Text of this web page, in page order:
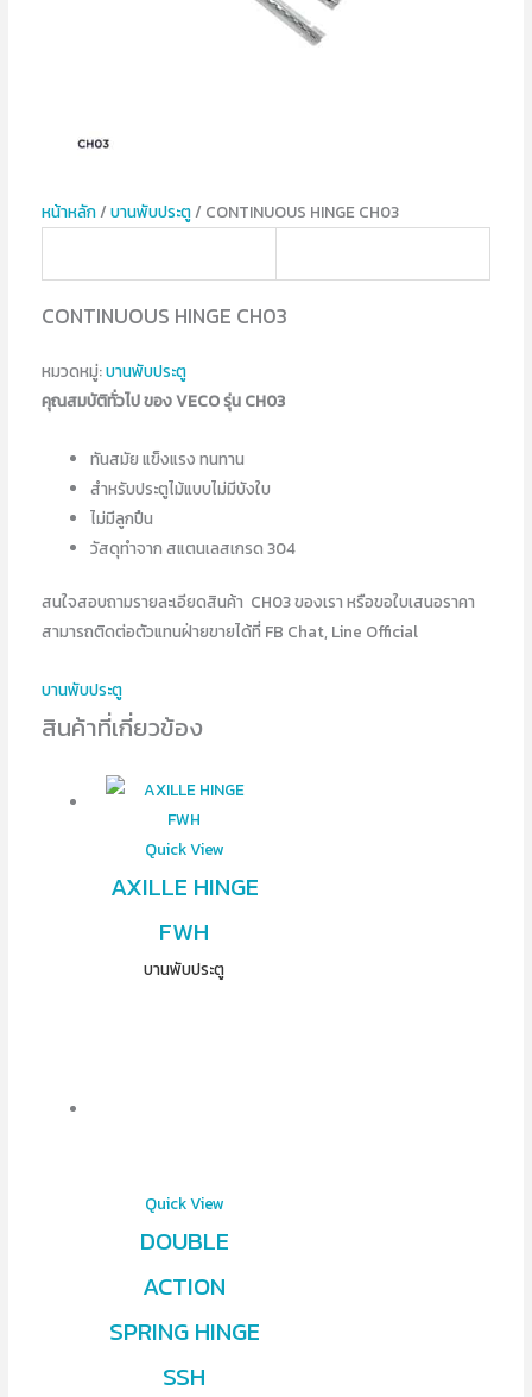
หน้าหลัก/ บานพับประตู/ CONTINUOUS HINGE CH03
CONTINUOUS HINGE CH03
หมวดหมู่:บานพับประตู
คุณสมบัติทั่วไป ของ VECO รุ่น CH03
ทันสมัย แข็งแรง ทนทาน
สำหรับประตูไม้แบบไม่มีบังใบ
ไม่มีลูกปืน
วัสดุทำจาก สแตนเลสเกรด 304
สนใจสอบถามรายละเอียดสินค้า CH03 ของเรา หรือขอใบเสนอราคา
สามารถติดต่อตัวแทนฝ่ายขายได้ที่ FB Chat, Line Official
บานพับประตู
สินค้าที่เกี่ยวข้อง
Quick View
AXILLE HINGE
FWH
บานพับประตู
Quick View
DOUBLE
ACTION
SPRING HINGE
SSH